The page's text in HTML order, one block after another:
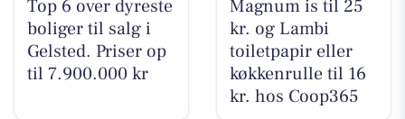
Top 6 over dyreste
boliger til salg i
Gelsted. Priser op
til 7.900.000 kr
Magnum is til 25
kr. og Lambi
toiletpapir eller
køkkenrulle til 16
kr. hos Coop365